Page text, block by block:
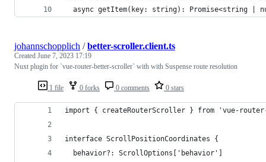
async getItem(key: string): Promise<string |
1 file 0 forks 0 comments 0 stars
johannschopplich /better-scroller.client.ts
Created June 7, 2023 17:19
Nuxt plugin for `vue-router-better-scroller` with with Suspense route resolution
import { createRouterScroller } from 'vue-
interface ScrollPositionCoordinates {
  behavior?: ScrollOptions['behavior']